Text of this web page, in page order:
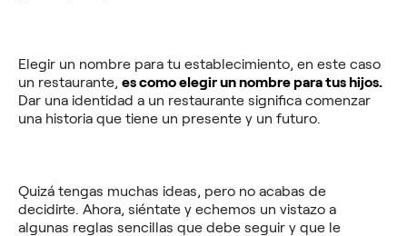
Elegir un nombre para tu establecimiento, en este caso
un restaurante, es como elegir un nombre para tus hijos.
Dar una identidad a un restaurante significa comenzar
una historia que tiene un presente y un futuro.
Quizá tengas muchas ideas, pero no acabas de
decidirte. Ahora, siéntate y echemos un vistazo a
algunas reglas sencillas que debe seguir y que le